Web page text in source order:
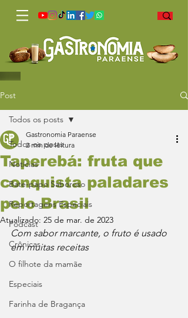
Post
Todos os posts
Notícias
Bate-papo Saboroso
Reportagens Especiais
Podcast
Crônicas
O filhote da mamãe
Especiais
Farinha de Bragança
Todos os posts
Taperebá: fruta que
conquista paladares
pelo Brasil
Gastronomia Paraense
2 min de leitura
Atualizado: 25 de mar. de 2023
Com sabor marcante, o fruto é usado
em muitas receitas